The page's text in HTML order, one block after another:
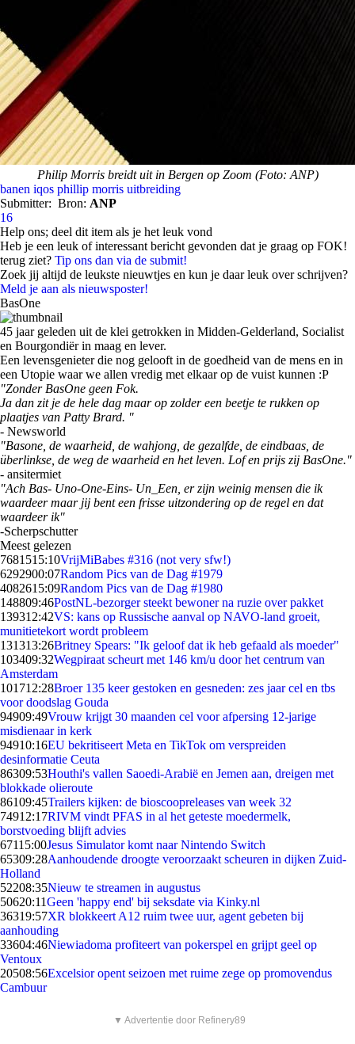
Philip Morris breidt uit in Bergen op Zoom (Foto: ANP)
banen iqos phillip morris uitbreiding
Submitter: Bron: ANP
16
Help ons; deel dit item als je het leuk vond
Heb je een leuk of interessant bericht gevonden dat je graag op FOK!
terug ziet? Tip ons dan via de submit!
Zoek jij altijd de leukste nieuwtjes en kun je daar leuk over schrijven?
Meld je aan als nieuwsposter!
BasOne
45 jaar geleden uit de klei getrokken in Midden-Gelderland, Socialist
en Bourgondiër in maag en lever.
Een levensgenieter die nog gelooft in de goedheid van de mens en in
een Utopie waar we allen vredig met elkaar op de vuist kunnen :P
"Zonder BasOne geen Fok.
Ja dan zit je de hele dag maar op zolder een beetje te rukken op
plaatjes van Patty Brard. "
- Newsworld
"Basone, de waarheid, de wahjong, de gezalfde, de eindbaas, de
überlinkse, de weg de waarheid en het leven. Lof en prijs zij BasOne."
- ansitermiet
"Ach Bas- Uno-One-Eins- Un_Een, er zijn weinig mensen die ik
waardeer maar jij bent een frisse uitzondering op de regel en dat
waardeer ik"
-Scherpschutter
Meest gelezen
7681515:10VrijMiBabes #316 (not very sfw!)
6292900:07Random Pics van de Dag #1979
4082615:09Random Pics van de Dag #1980
148809:46PostNL-bezorger steekt bewoner na ruzie over pakket
139312:42VS: kans op Russische aanval op NAVO-land groeit,
munitietekort wordt probleem
131313:26Britney Spears: "Ik geloof dat ik heb gefaald als moeder"
103409:32Wegpiraat scheurt met 146 km/u door het centrum van
Amsterdam
101712:28Broer 135 keer gestoken en gesneden: zes jaar cel en tbs
voor doodslag Gouda
94909:49Vrouw krijgt 30 maanden cel voor afpersing 12-jarige
misdienaar in kerk
94910:16EU bekritiseert Meta en TikTok om verspreiden
desinformatie Ceuta
86309:53Houthi's vallen Saoedi-Arabië en Jemen aan, dreigen met
blokkade olieroute
86109:45Trailers kijken: de bioscoopreleases van week 32
74912:17RIVM vindt PFAS in al het geteste moedermelk,
borstvoeding blijft advies
67115:00Jesus Simulator komt naar Nintendo Switch
65309:28Aanhoudende droogte veroorzaakt scheuren in dijken Zuid-
Holland
52208:35Nieuw te streamen in augustus
50620:11Geen 'happy end' bij seksdate via Kinky.nl
36319:57XR blokkeert A12 ruim twee uur, agent gebeten bij
aanhouding
33604:46Niewiadoma profiteert van pokerspel en grijpt geel op
Ventoux
20508:56Excelsior opent seizoen met ruime zege op promovendus
Cambuur
▼ Advertentie door Refinery89